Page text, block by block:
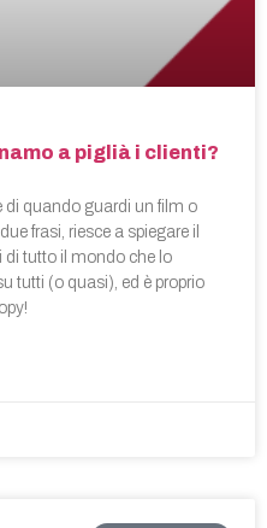
a piglià i clienti?
di quando guardi un film o
frasi, riesce a spiegare il
di tutto il mondo che lo
tutti (o quasi), ed è proprio